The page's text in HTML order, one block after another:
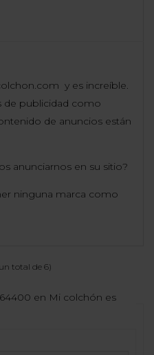
y es increíble.
de publicidad como
de anuncios están
anunciarnos en su sitio?
ninguna marca como
total de 6)
en Mi colchón es